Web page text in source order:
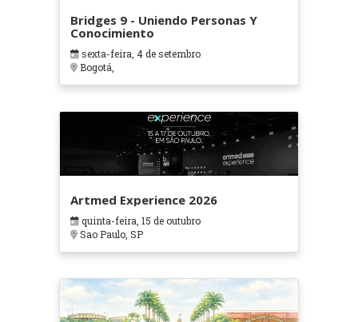
Bridges 9 - Uniendo Personas Y
Conocimiento
sexta-feira, 4 de setembro
Bogotá,
Artmed Experience 2026
quinta-feira, 15 de outubro
Sao Paulo, SP